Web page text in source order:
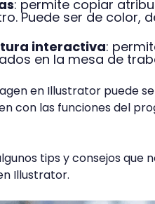
: permite copiar
Puede ser de color,
interactiva:
en la mesa de
en Illustrator puede
con las funciones del
tips y consejos que
Illustrator.